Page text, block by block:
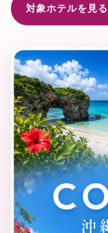
対象ホテルを見る